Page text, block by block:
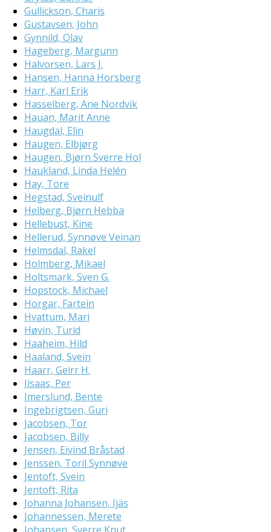
Gullickson, Charis
Gustavsen, John
Gynnild, Olav
Hageberg, Margunn
Halvorsen, Lars J.
Hansen, Hanna Horsberg
Harr, Karl Erik
Hasselberg, Ane Nordvik
Hauan, Marit Anne
Haugdal, Elin
Haugen, Elbjørg
Haugen, Bjørn Sverre Hol
Haukland, Linda Helén
Hay, Tore
Hegstad, Sveinulf
Helberg, Bjørn Hebba
Hellebust, Kine
Hellerud, Synnøve Veinan
Helmsdal, Rakel
Holmberg, Mikael
Holtsmark, Sven G.
Hopstock, Michael
Horgar, Fartein
Hvattum, Mari
Høvin, Turid
Haaheim, Hild
Haaland, Svein
Haarr, Geirr H.
Ilsaas, Per
Imerslund, Bente
Ingebrigtsen, Guri
Jacobsen, Tor
Jacobsen, Billy
Jensen, Eivind Bråstad
Jenssen, Toril Synnøve
Jentoft, Svein
Jentoft, Rita
Johanna Johansen, Ijäs
Johannessen, Merete